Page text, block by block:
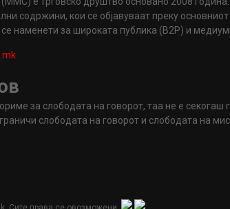
содржини, кои се објавуваат преку
наменети за широката публика (B2P) и
за слободата на говорот, таа не е
слободата на говорот и слободата на